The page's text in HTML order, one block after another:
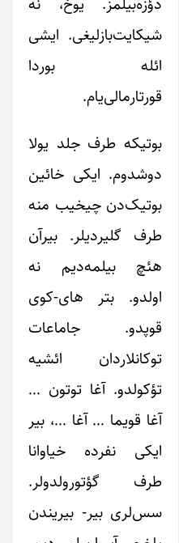
شیکایت‌بازلیغی. ایشی
ائله بوردا
قورتارمالی‌یام.
بوتیکه طرف جلد یولا
دوشدوم. ایکی خائین
بوتیک‌‌دن چیخیب منه
طرف گلیردیلر. بیرآن
هئچ بیلمه‌دیم نه
اولدو. بتر های-‌کوی
قوپدو. جاماعات
توکانلاردان ائشیه
تؤکولدو. آغا توتون …
آغا قویما … آغا …، بیر
ایکی نفرده خیاوانا
طرف گؤتورولدولر.
سس‌لری بیر- بیریندن